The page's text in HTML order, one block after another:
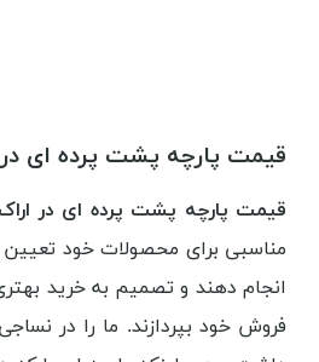
قیمت پارچه پشت پرده ای در
قیمت پارچه پشت پرده ای در
مناسبی برای محصولات خود
انجام دهند و تصمیم به خرید
فروش خود بپردازند. ما را در